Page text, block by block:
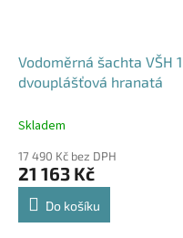
Vodoměrná šachta VŠH 1
dvouplášťová hranatá
Skladem
17 490 Kč bez DPH
21 163 Kč
Do košíku